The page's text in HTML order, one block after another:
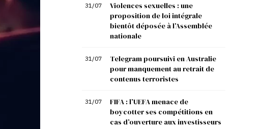
31/07
Violences sexuelles : une
proposition de loi intégrale
bientôt déposée à l’Assemblée
nationale
31/07
Telegram poursuivi en Australie
pour manquement au retrait de
contenus terroristes
31/07
FIFA : l’UEFA menace de
boycotter ses compétitions en
cas d’ouverture aux investisseurs